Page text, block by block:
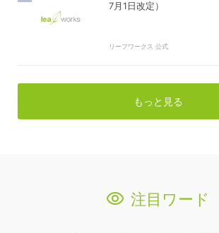
7月1日改定）
リーフワークス 公式
もっと見る
注目ワード